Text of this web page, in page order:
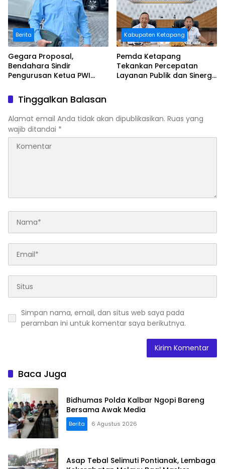
Berita
Gegara Proposal,
Bendahara Sindir
Pengurusan Ketua PWI
Kabupaten Ketapang
Pemda Ketapang
Tekankan Percepatan
Layanan Publik dan Sinergi
Tinggalkan Balasan
Alamat email Anda tidak akan dipublikasikan. Ruas yang
wajib ditandai *
Simpan nama, email, dan situs web saya pada
peramban ini untuk komentar saya berikutnya.
Baca Juga
Bidhumas Polda Kalbar Ngopi Bareng
Bersama Awak Media
Berita 6 Agustus 2026
Asap Tebal Selimuti Pontianak, Lembaga